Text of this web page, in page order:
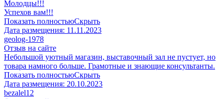
Молодцы!!!
Успехов вам!!!
Показать полностьюСкрыть
Дата размещения: 11.11.2023
geolog-1978
Отзыв на сайте
Небольшой уютный магазин, выставочный зал не пустует, но
товара намного больше. Грамотные и знающие консультанты.
Показать полностьюСкрыть
Дата размещения: 20.10.2023
​bezalel12